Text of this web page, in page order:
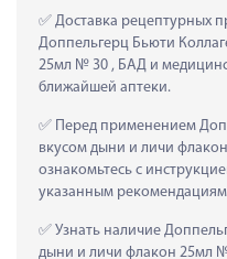
Доставка рецептурных
Доппельгерц Бьюти
25мл № 30 , БАД и
ближайшей аптеки.
Перед применением
вкусом дыни и личи
ознакомьтесь с
указанным
Узнать наличие
дыни и личи флакон 25мл №